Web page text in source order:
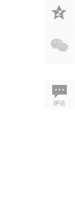
评论